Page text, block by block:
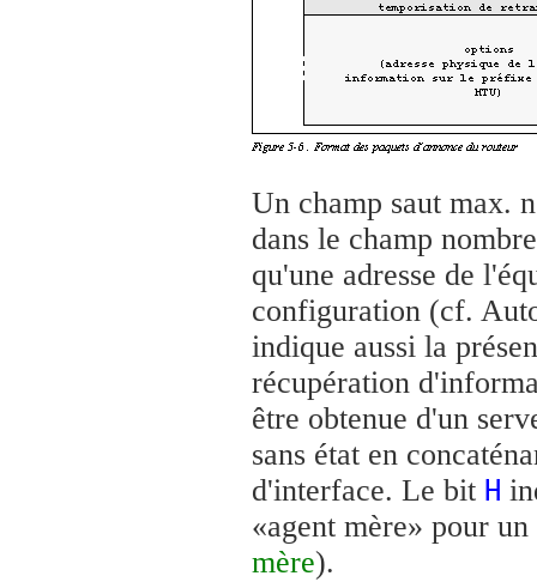
Un champ saut max.
dans le champ
qu'une adresse de
configuration (cf.
indique aussi la
récupération
être obtenue d'un
sans état en
d'interface. Le bit H
«agent mère» pour
mère).